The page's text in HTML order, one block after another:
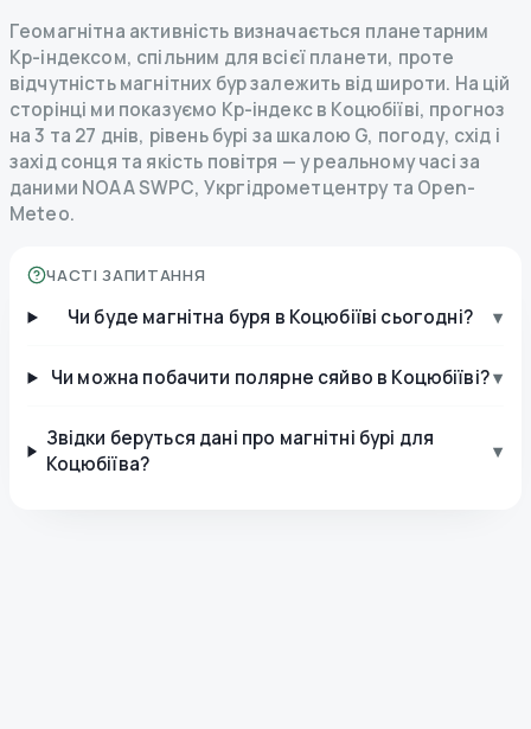
Геомагнітна активність визначається планетарним
Kp-індексом, спільним для всієї планети, проте
відчутність магнітних бур залежить від широти. На цій
сторінці ми показуємо Kp-індекс в Коцюбіїві, прогноз
на 3 та 27 днів, рівень бурі за шкалою G, погоду, схід і
захід сонця та якість повітря — у реальному часі за
даними NOAA SWPC, Укргідрометцентру та Open-
Meteo.
ЧАСТІ ЗАПИТАННЯ
Чи буде магнітна буря в Коцюбіїві сьогодні? ▾
Чи можна побачити полярне сяйво в Коцюбіїві?▾
Звідки беруться дані про магнітні бурі для
Коцюбіїва?
▾